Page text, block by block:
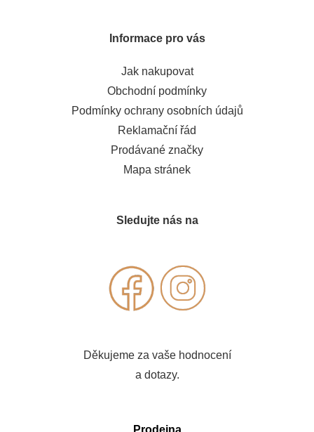
Informace pro vás
Jak nakupovat
Obchodní podmínky
Podmínky ochrany osobních údajů
Reklamační řád
Prodávané značky
Mapa stránek
Sledujte nás na
Děkujeme za vaše hodnocení
a dotazy.